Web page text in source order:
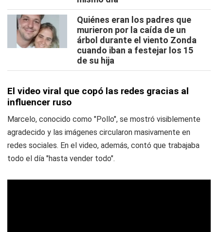
Quiénes eran los padres que
murieron por la caída de un
árbol durante el viento Zonda
cuando iban a festejar los 15
de su hija
El video viral que copó las redes gracias al
influencer ruso
Marcelo, conocido como "Pollo", se mostró visiblemente
agradecido y las imágenes circularon masivamente en
redes sociales. En el video, además, contó que trabajaba
todo el día "hasta vender todo".